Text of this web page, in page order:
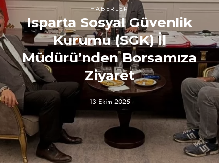
HABERLER
Isparta Sosyal Güvenlik
Kurumu (SGK) İl
Müdürü’nden Borsamıza
Ziyaret
13 Ekim 2025